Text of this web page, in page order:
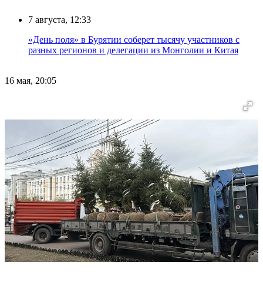
7 августа, 12:33
«День поля» в Бурятии соберет тысячу участников с
разных регионов и делегации из Монголии и Китая
16 мая, 20:05